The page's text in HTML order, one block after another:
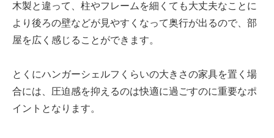
木製と違って、柱やフレームを細くても大丈夫なことに
より後ろの壁などが見やすくなって奥行が出るので、部
屋を広く感じることができます。
とくにハンガーシェルフくらいの大きさの家具を置く場
合には、圧迫感を抑えるのは快適に過ごすのに重要なポ
イントとなります。